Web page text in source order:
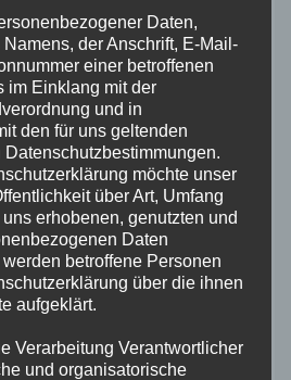
Danach zahlen
18 Jahren keinen
lediglich eine
von
19 und 21
einen Beitrag von 50.-
von 37,- €.
können die
der Jugendgruppe
Später beraten wir
einer
Daten,
der Anschrift, E-Mail-
einer betroffenen
im Einklang mit der
und in
den für uns geltenden
möchte unser
über Art, Umfang
erhobenen, genutzten und
Daten
betroffene Personen
über die ihnen
aufgeklärt.
Verarbeitung Verantwortlicher
und organisatorische